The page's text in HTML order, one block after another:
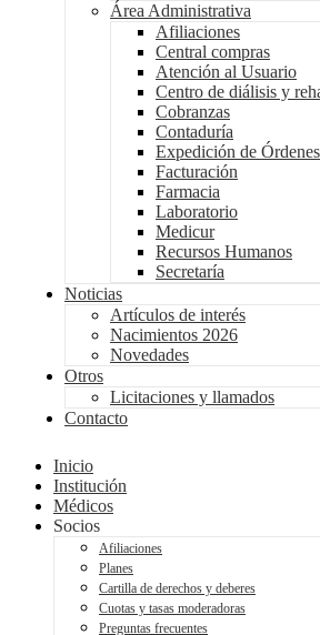
Área Administrativa
Afiliaciones
Central compras
Atención al Usuario
Centro de diálisis y
Cobranzas
Contaduría
Expedición de Órdenes
Facturación
Farmacia
Laboratorio
Medicur
Recursos Humanos
Secretaría
Noticias
Artículos de interés
Nacimientos 2026
Novedades
Otros
Licitaciones y llamados
Contacto
Inicio
Institución
Médicos
Socios
Afiliaciones
Planes
Cartilla de derechos y deberes
Cuotas y tasas moderadoras
Preguntas frecuentes